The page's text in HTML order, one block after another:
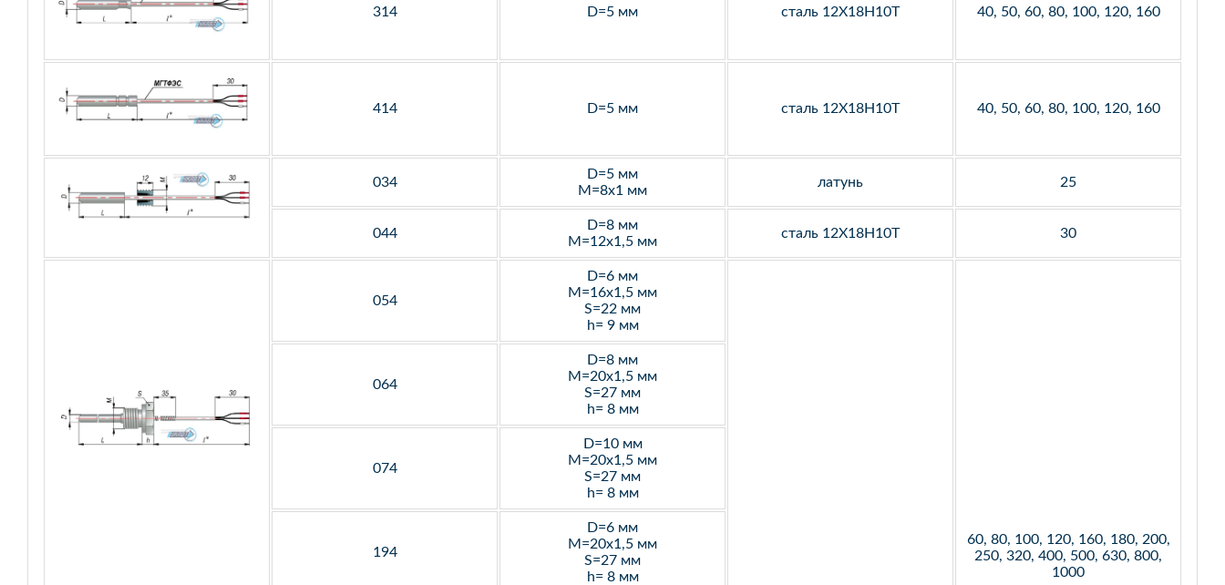
314 D=5 мм сталь 12Х18Н10Т 40, 50, 60, 80, 100, 120, 160
414 D=5 мм сталь 12Х18Н10Т 40, 50, 60, 80, 100, 120, 160
034
D=5 мм
M=8х1 мм
латунь 25
044
D=8 мм
M=12х1,5 мм
сталь 12Х18Н10Т 30
054
D=6 мм
M=16х1,5 мм
S=22 мм
h= 9 мм
60, 80, 100, 120, 160, 180, 200,
250, 320, 400, 500, 630, 800,
1000
064
D=8 мм
M=20х1,5 мм
S=27 мм
h= 8 мм
074
D=10 мм
M=20х1,5 мм
S=27 мм
h= 8 мм
194
D=6 мм
M=20х1,5 мм
S=27 мм
h= 8 мм